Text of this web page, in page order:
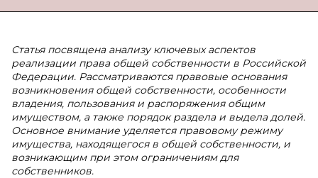
Статья посвящена анализу ключевых аспектов
реализации права общей собственности в Российской
Федерации. Рассматриваются правовые основания
возникновения общей собственности, особенности
владения, пользования и распоряжения общим
имуществом, а также порядок раздела и выдела долей.
Основное внимание уделяется правовому режиму
имущества, находящегося в общей собственности, и
возникающим при этом ограничениям для
собственников.